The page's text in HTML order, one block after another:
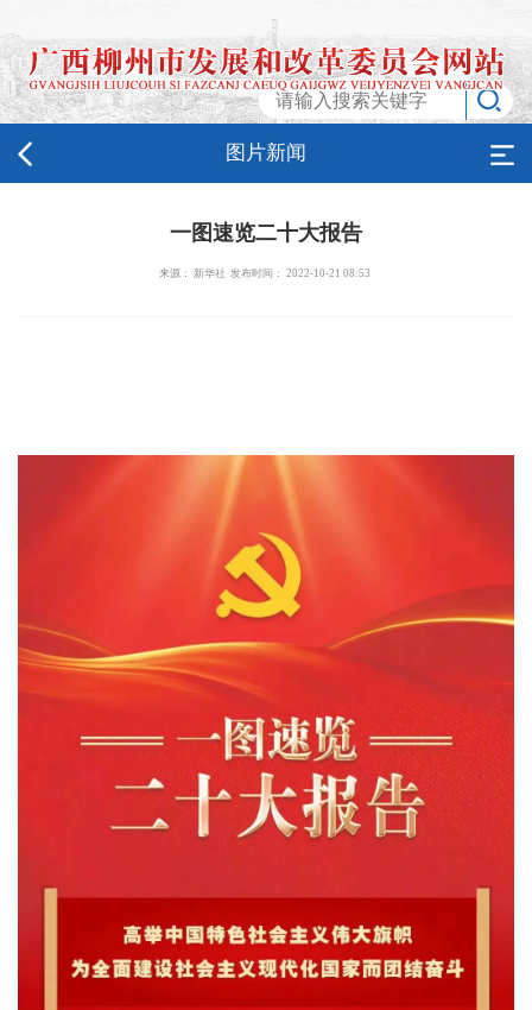
图片新闻
一图速览二十大报告
来源： 新华社 发布时间： 2022-10-21 08:53